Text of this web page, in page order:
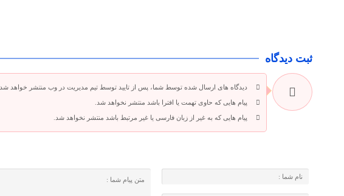
ثبت دیدگاه
دیدگاه های ارسال شده توسط شما، پس از تایید توسط تیم مدیریت در وب منتشر خواهد شد.
پیام هایی که حاوی تهمت یا افترا باشد منتشر نخواهد شد.
پیام هایی که به غیر از زبان فارسی یا غیر مرتبط باشد منتشر نخواهد شد.